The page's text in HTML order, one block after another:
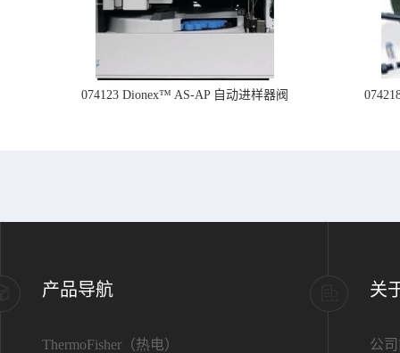
074123 Dionex™ AS-AP 自动进样器阀
产品导航
ThermoFisher（热电）
关
公